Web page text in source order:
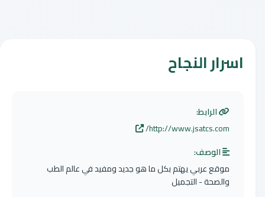
اسرار النجاح
الرابط:
http://www.jsatcs.com/
الوصف:
موقع عربي يهتم بكل ما هو جديد ومفيد في عالم الطب
والصحة - التجميل